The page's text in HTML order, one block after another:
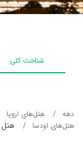
شناخت کلی
دهه هتل‌های اروپا
هتل‌های اودسا
هتل